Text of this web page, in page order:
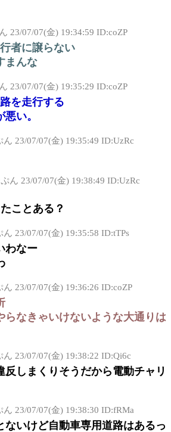
23/07/07(金) 19:34:59 ID:coZP
者に譲らない
まんな
23/07/07(金) 19:35:29 ID:coZP
を走行する
い。
ん 23/07/07(金) 19:35:49 ID:UzRc
ん 23/07/07(金) 19:38:49 ID:UzRc
ことある？
ん 23/07/07(金) 19:35:58 ID:tTPs
わなー
ん 23/07/07(金) 19:36:26 ID:coZP
らなきゃいけないような大通りは
ん 23/07/07(金) 19:38:22 ID:Qi6c
反しまくりそうだから電動チャリ
ん 23/07/07(金) 19:38:30 ID:fRMa
ないけど自動車専用道路はあるっ